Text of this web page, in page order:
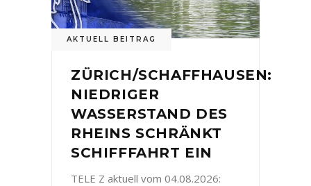
AKTUELL BEITRAG
ZÜRICH/SCHAFFHAUSEN:
NIEDRIGER
WASSERSTAND DES
RHEINS SCHRÄNKT
SCHIFFFAHRT EIN
TELE Z aktuell vom 04.08.2026: